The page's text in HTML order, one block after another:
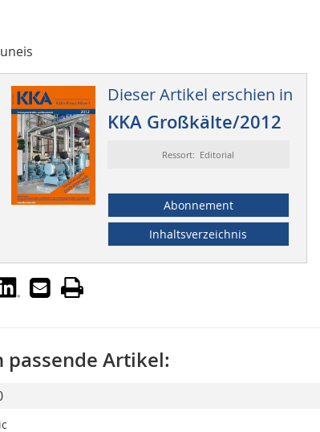
Dieser Artikel erschien in
KKA Großkälte/2012
Ressort: Editorial
Abonnement
Inhaltsverzeichnis
passende Artikel: